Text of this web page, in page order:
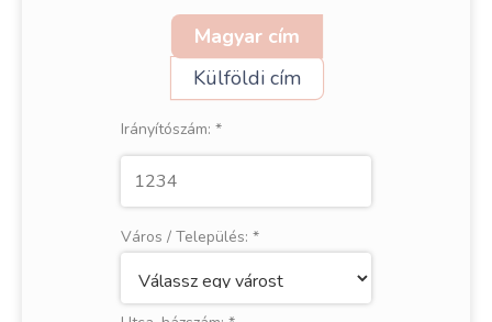
Magyar cím
Külföldi cím
Irányítószám: *
Város / Település: *